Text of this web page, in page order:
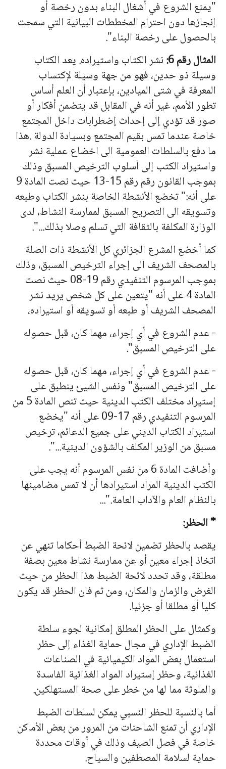
"يمنع الشروع في أشغال البناء بدون رخصة أو
إنجازها دون احترام المخططات البيانية التي سمحت
بالحصول على رخصة البناء".
المثال رقم 6:
نشر الكتاب واستيراده. يعد الكتاب
وسيلة ذو حدين، فهو من جهة وسيلة لإكتساب
المعرفة في شتى الميادين، بإعتبار أن العلم أساس
تطور الأمم، غير أنه في المقابل قد يتضمن أفكار أو
صور قد تؤدي إلى إحداث إضطرابات داخل المجتمع
خاصة عندما تمس بقيم المجتمع وبسيادة الدولة .هذا
ما دفع بالسلطات العمومية الى اخضاع عملية نشر
واستيراد الكتب إلى أسلوب الترخيص المسبق وذلك
بموجب القانون رقم رقم 15-13 حيث نصت المادة 9
على أنه:" تخضع الأنشطة الخاصة بنشر الكتاب وطبعه
وتسويقه الى التصريح المسبق لممارسة النشاط، لدى
الوزارة المكلفة بالثقافة التي تسلم وصلا بذلك...".
كما أخضع المشرع الجزائري كل الأنشطة ذات الصلة
بالمصحف الشريف الى إجراء الترخيص المسبق، وذلك
بموجب المرسوم التنفيدي رقم 19-08 حيث نصت
المادة 4 على أنه "يتعين على كل شخص يريد نشر
المصحف الشريف أو طبعه أو تسويقه أو استيراده،
- عدم الشروع في أي إجراء، مهما كان، قبل حصوله
على الترخيص المسبق".
- عدم الشروع في أي إجراء، مهما كان، قبل حصوله
على الترخيص المسبق" ونفس الشيئ ينطبق على
إستيراد مختلف الكتب الدينية حيث تنص المادة 5 من
المرسوم التنفيدي رقم 17-09 على أنه "يخضع
استيراد الكتاب الديني على جميع الدعائم، ترخيص
مسبق من الوزير المكلف بالشؤون الدينية...".
وأضافت المادة 6 من نفس المرسوم أنه يجب على
الكتب الدينية المراد استيرادها أن لا تمس مضامينها
بالنظام العام والآداب العامة."...
* الحظر:
يقصد بالحظر تضمين لائحة الضبط أحكاما تنهي عن
اتخاذ إجراء معين أو عن ممارسة نشاط معين بصفة
مطلقة، وقد تحدد لائحة الضبط هذا الحظر من حيث
الغرض والزمان والمكان، ومن ثم فان الحظر قد يكون
كليا أو مطلقا أو جزئيا.
وكمثال على الحظر المطلق إمكانية لجوء سلطة
الضبط الإداري في مجال حماية الغذاء إلى حظر
استعمال بعض المواد الكيميائية في الصناعات
الغذائية، وحظر إستيراد المواد الغذائية الفاسدة
والملوثة مما لها من خطر على صحة المستهلكين.
أما بالنسبة للحظر النسبي يمكن لسلطات الضبط
الإداري أن تمنع الشاحنات من المرور من بعض الأماكن
خاصة في فصل الصيف وذلك في أوقات محددة
حماية لسلامة المصطفين والسياح.